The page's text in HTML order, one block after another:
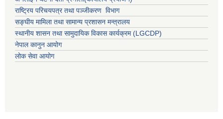
राष्ट्रिय परिचयपत्र तथा पञ्जीकरण विभाग
सङ्घीय मामिला तथा सामान्य प्रशासन मन्त्रालय
स्थानीय शासन तथा सामुदायिक विकास कार्यक्रम (LGCDP)
नेपाल कानुन आयोग
लोक सेवा आयोग